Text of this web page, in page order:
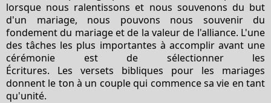
lorsque nous ralentissons et nous souvenons du but
d'un mariage, nous pouvons nous souvenir du
fondement du mariage et de la valeur de l'alliance. L'une
des tâches les plus importantes à accomplir avant une
cérémonie est de sélectionner les
Écritures. Les versets bibliques pour les mariages
donnent le ton à un couple qui commence sa vie en tant
qu'unité.